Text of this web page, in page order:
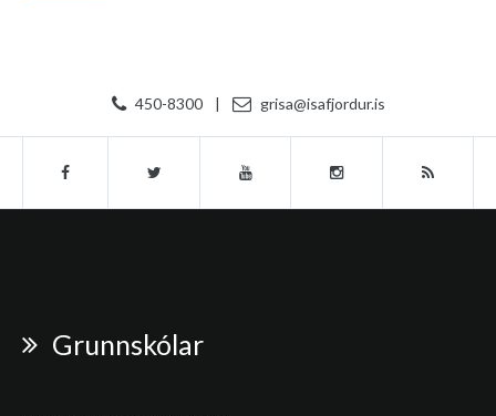
450-8300 | grisa@isafjordur.is
Grunnskólar